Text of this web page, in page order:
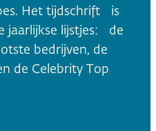
Het tijdschrift is
jaarlijkse lijstjes: de
bedrijven, de
de Celebrity Top